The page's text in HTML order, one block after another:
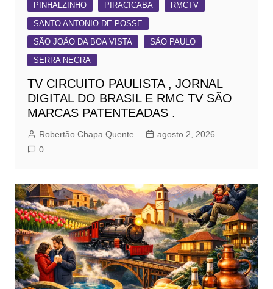
PINHALZINHO
PIRACICABA
RMCTV
SANTO ANTONIO DE POSSE
SÃO JOÃO DA BOA VISTA
SÃO PAULO
SERRA NEGRA
TV CIRCUITO PAULISTA , JORNAL
DIGITAL DO BRASIL E RMC TV SÃO
MARCAS PATENTEADAS .
Robertão Chapa Quente
agosto 2, 2026
0